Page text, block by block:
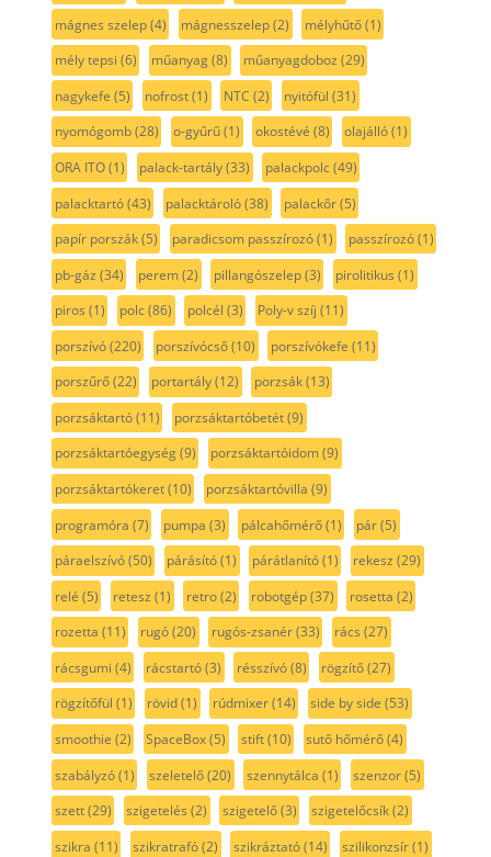
mágnes szelep(4) mágnesszelep(2) mélyhűtő(1)
mély tepsi (6) műanyag(8) műanyagdoboz (29)
nagykefe (5) nofrost(1) NTC (2) nyitófül (31)
nyomógomb(28) o-gyűrű(1) okostévé (8) olajálló(1)
ORA ITO(1) palack-tartály(33) palackpolc(49)
palacktartó(43) palacktároló(38) palackőr(5)
papír porszák(5) paradicsom passzírozó(1) passzírozó(1)
pb-gáz (34) perem(2) pillangószelep(3) pirolitikus (1)
piros (1) polc(86) polcél (3) Poly-v szíj (11)
porszívó(220) porszívócső(10) porszívókefe (11)
porszűrő(22) portartály(12) porzsák(13)
porzsáktartó(11) porzsáktartóbetét(9)
porzsáktartóegység(9) porzsáktartóidom(9)
porzsáktartókeret(10) porzsáktartóvilla (9)
programóra (7) pumpa (3) pálcahőmérő(1) pár(5)
páraelszívó(50) párásító(1) párátlanító(1) rekesz (29)
relé (5) retesz (1) retro(2) robotgép(37) rosetta (2)
rozetta (11) rugó(20) rugós-zsanér(33) rács (27)
rácsgumi (4) rácstartó(3) résszívó(8) rögzítő(27)
rögzítőfül (1) rövid(1) rúdmixer(14) side by side (53)
smoothie (2) SpaceBox(5) stift(10) sutő hőmérő(4)
szabályzó(1) szeletelő(20) szennytálca (1) szenzor(5)
szett(29) szigetelés (2) szigetelő(3) szigetelőcsík(2)
szikra (11) szikratrafó(2) szikráztató(14) szilikonzsír(1)